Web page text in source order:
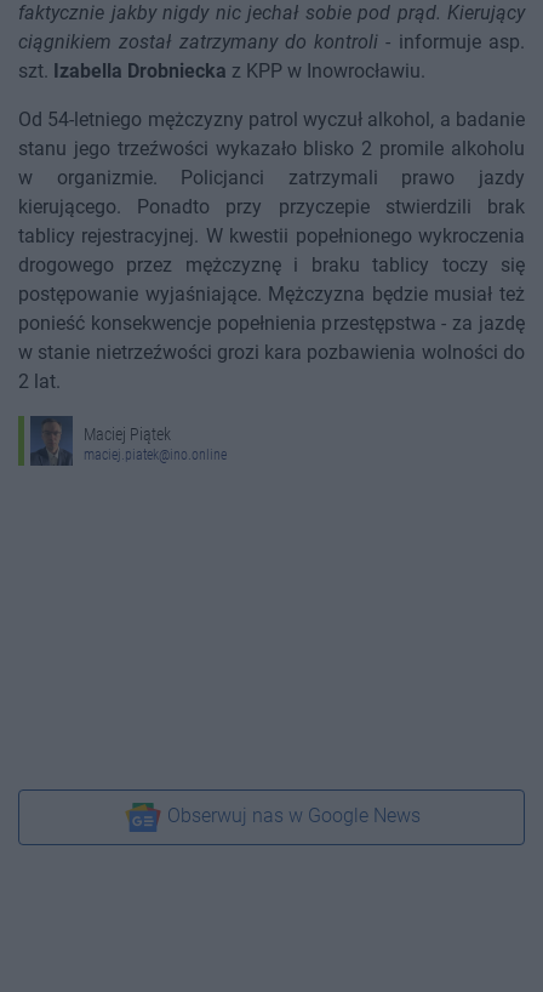
faktycznie jakby nigdy nic jechał sobie pod prąd. Kierujący
ciągnikiem został zatrzymany do kontroli - informuje asp.
szt. Izabella Drobniecka z KPP w Inowrocławiu.
Od 54-letniego mężczyzny patrol wyczuł alkohol, a badanie
stanu jego trzeźwości wykazało blisko 2 promile alkoholu
w organizmie. Policjanci zatrzymali prawo jazdy
kierującego. Ponadto przy przyczepie stwierdzili brak
tablicy rejestracyjnej. W kwestii popełnionego wykroczenia
drogowego przez mężczyznę i braku tablicy toczy się
postępowanie wyjaśniające. Mężczyzna będzie musiał też
ponieść konsekwencje popełnienia przestępstwa - za jazdę
w stanie nietrzeźwości grozi kara pozbawienia wolności do
2 lat.
Maciej Piątek
maciej.piatek@ino.online
Obserwuj nas w Google News